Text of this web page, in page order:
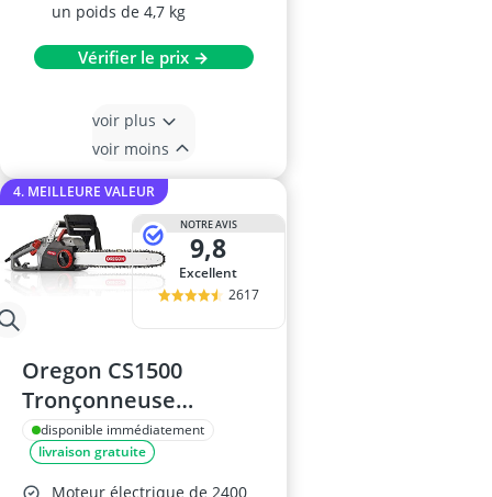
un poids de 4,7 kg
Vérifier le prix →
voir plus
voir moins
4. MEILLEURE VALEUR
NOTRE AVIS
9,8
Excellent
2617
Oregon CS1500
Tronçonneuse
Électrique 45cm
disponible immédiatement
livraison gratuite
Moteur électrique de 2400